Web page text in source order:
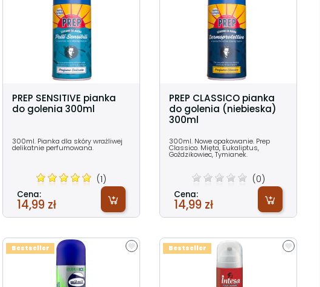
PREP SENSITIVE pianka
do golenia 300ml
300ml. Pianka dla skóry wrażliwej
delikatnie perfumowana.
(1)
Cena:
14,99 zł
PREP CLASSICO pianka
do golenia (niebieska)
300ml
300ml. Nowe opakowanie. Prep
Classico. Mięta, Eukaliptus,
Goździkowiec, Tymianek.
(0)
Cena:
14,99 zł
Bestseller Bestseller